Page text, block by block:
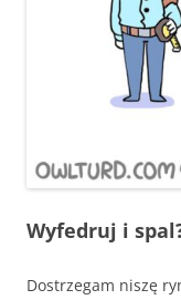
Wyfedruj i
Dostrzegam niszę